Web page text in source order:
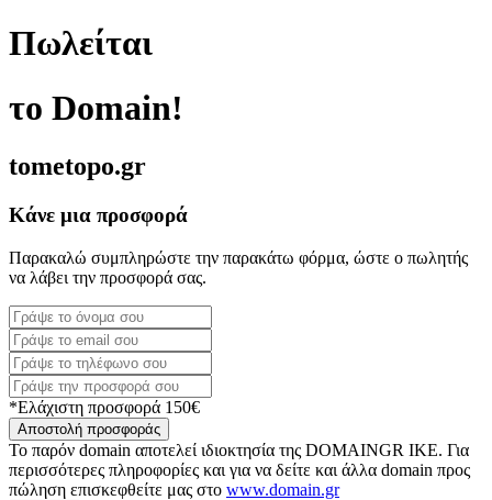
Πωλείται
το Domain!
tometopo.gr
Κάνε μια προσφορά
Παρακαλώ συμπληρώστε την παρακάτω φόρμα, ώστε ο πωλητής
να λάβει την προσφορά σας.
*Ελάχιστη προσφορά 150€
Αποστολή προσφοράς
Το παρόν domain αποτελεί ιδιοκτησία της DOMAINGR ΙΚΕ. Για
περισσότερες πληροφορίες και για να δείτε και άλλα domain προς
πώληση επισκεφθείτε μας στο www.domain.gr